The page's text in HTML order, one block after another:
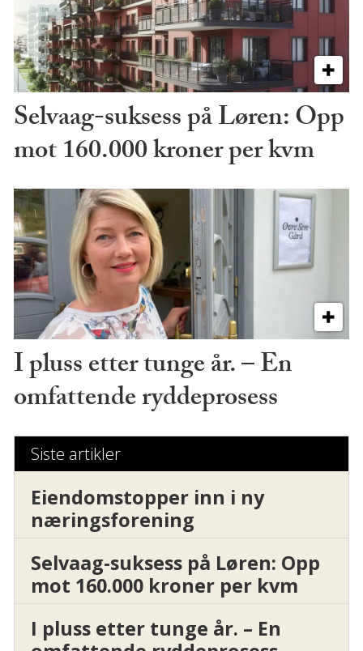
Selvaag-suksess på Løren: Opp
mot 160.000 kroner per kvm
I pluss etter tunge år. – En
omfattende ryddeprosess
Siste artikler
Eiendomstopper inn i ny
næringsforening
Selvaag-suksess på Løren: Opp
mot 160.000 kroner per kvm
I pluss etter tunge år. – En